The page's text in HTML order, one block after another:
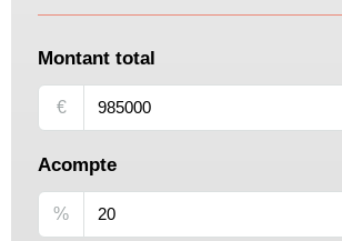
Montant total
€
Acompte
%